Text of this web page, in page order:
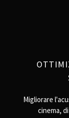
Migliorare
cinema,